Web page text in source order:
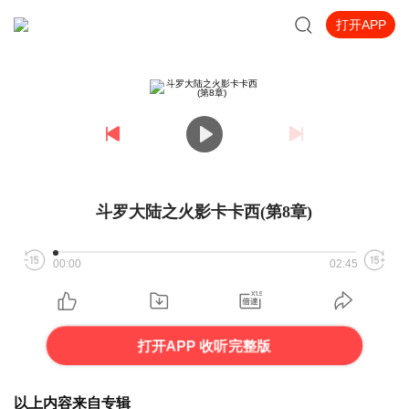
打开APP
斗罗大陆之火影卡卡西(第8章)
00:00 02:45
打开APP 收听完整版
以上内容来自专辑